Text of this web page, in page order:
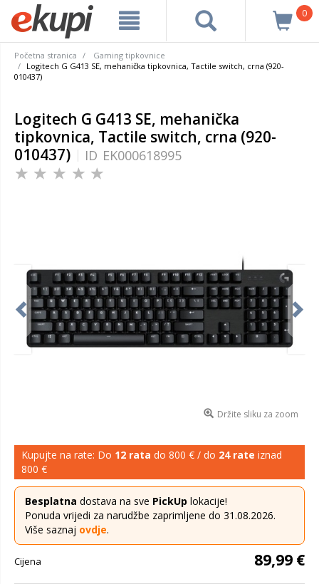
0
Početna stranica
Gaming tipkovnice
Logitech G G413 SE, mehanička tipkovnica, Tactile switch, crna (920-
010437)
Logitech G G413 SE, mehanička
tipkovnica, Tactile switch, crna (920-
010437)
ID EK000618995
Držite sliku za zoom
Kupujte na rate: Do 12 rata do 800 € / do 24 rate iznad
800 €
Besplatna dostava na sve PickUp lokacije!
Ponuda vrijedi za narudžbe zaprimljene do 31.08.2026.
Više saznaj ovdje.
Cijena 89,99 €